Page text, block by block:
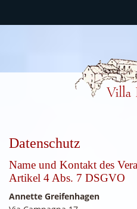
Datenschutz
Name und Kontakt des
Artikel 4 Abs. 7 DSGVO
Annette Greifenhagen